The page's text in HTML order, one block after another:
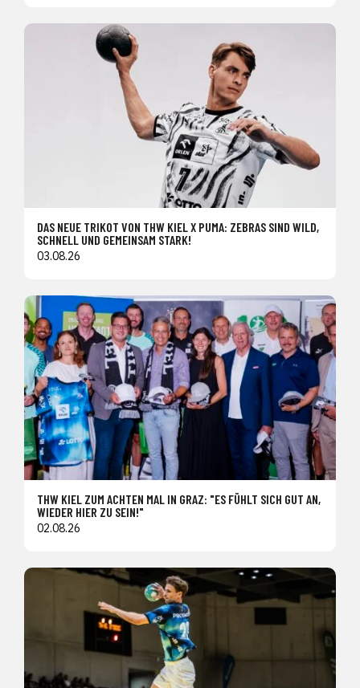
DAS NEUE TRIKOT VON THW KIEL X PUMA: ZEBRAS SIND WILD,
SCHNELL UND GEMEINSAM STARK!
03.08.26
THW KIEL ZUM ACHTEN MAL IN GRAZ: "ES FÜHLT SICH GUT AN,
WIEDER HIER ZU SEIN!"
02.08.26